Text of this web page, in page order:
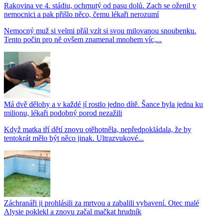
Rakovina ve 4. stádiu, ochrnutý od pasu dolů. Zach se oženil v
nemocnici a pak přišlo něco, čemu lékaři nerozumí
Nemocný muž si velmi přál vzít si svou milovanou snoubenku.
Tento počin pro ně ovšem znamenal mnohem víc,...
Má dvě dělohy a v každé jí rostlo jedno dítě. Šance byla jedna ku
milionu, lékaři podobný porod nezažili
Když matka tří dětí znovu otěhotněla, nepředpokládala, že by
tentokrát mělo být něco jinak. Ultrazvukové...
Záchranáři ji prohlásili za mrtvou a zabalili vybavení. Otec malé
Alysie poklekl a znovu začal mačkat hrudník